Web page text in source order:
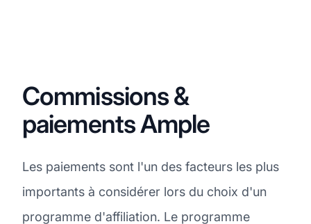
Commissions &
paiements Ample
Les paiements sont l'un des facteurs les plus
importants à considérer lors du choix d'un
programme d'affiliation. Le programme